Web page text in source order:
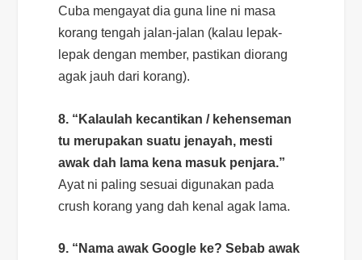
Cuba mengayat dia guna line ni masa
korang tengah jalan-jalan (kalau lepak-
lepak dengan member, pastikan diorang
agak jauh dari korang).
8. “Kalaulah kecantikan / kehenseman
tu merupakan suatu jenayah, mesti
awak dah lama kena masuk penjara.”
Ayat ni paling sesuai digunakan pada
crush korang yang dah kenal agak lama.
9. “Nama awak Google ke? Sebab awak